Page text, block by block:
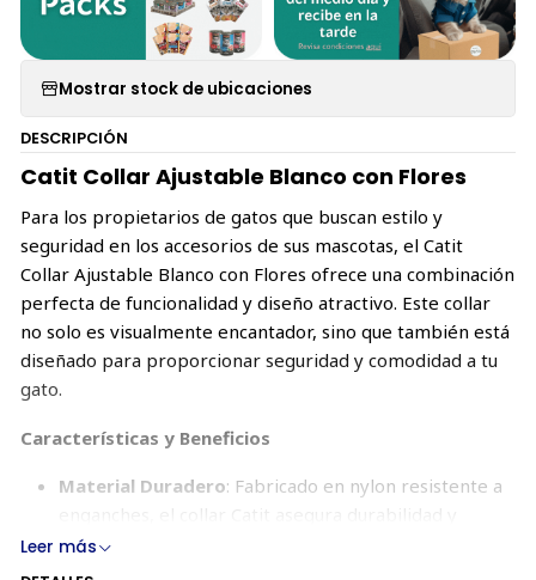
Mostrar stock de ubicaciones
DESCRIPCIÓN
Catit Collar Ajustable Blanco con Flores
Para los propietarios de gatos que buscan estilo y
seguridad en los accesorios de sus mascotas, el Catit
Collar Ajustable Blanco con Flores ofrece una combinación
perfecta de funcionalidad y diseño atractivo. Este collar
no solo es visualmente encantador, sino que también está
diseñado para proporcionar seguridad y comodidad a tu
gato.
Características y Beneficios
Material Duradero: Fabricado en nylon resistente a
resistencia contra los arañazos y enganches
habituales en el uso diario.
Leer más